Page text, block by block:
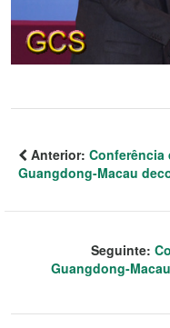
Anterior: Conferência
Guangdong-Macau
Seguinte:
Guangdong-